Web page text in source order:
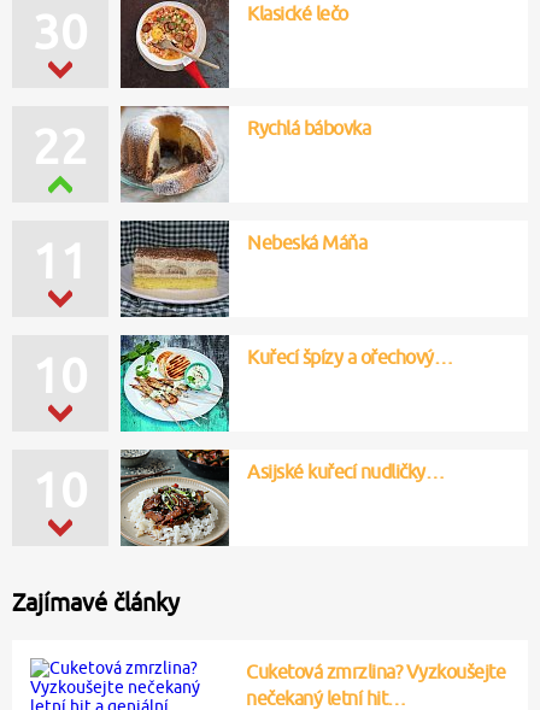
30 Klasické lečo
22 Rychlá bábovka
11 Nebeská Máňa
10 Kuřecí špízy a ořechový…
10 Asijské kuřecí nudličky…
Zajímavé články
Cuketová zmrzlina? Vyzkoušejte
nečekaný letní hit…